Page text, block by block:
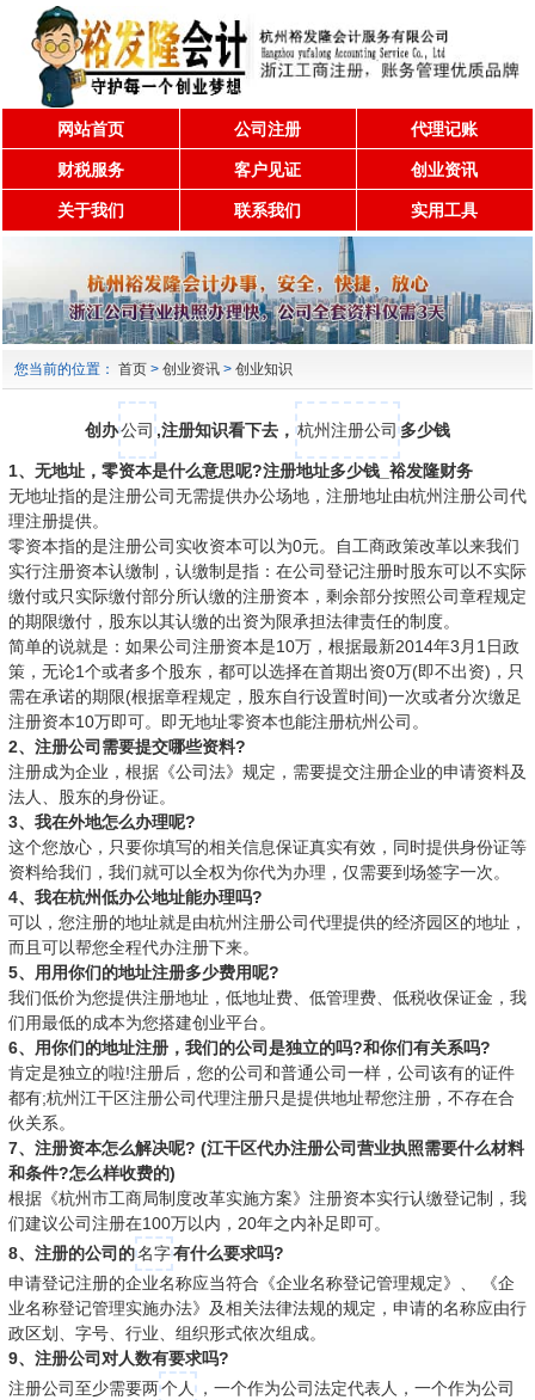
网站首页 公司注册 代理记账
财税服务 客户见证 创业资讯
关于我们 联系我们 实用工具
您当前的位置： 首页 > 创业资讯 > 创业知识
创办公司 ,注册知识看下去， 杭州注册公司 多少钱
1、无地址，零资本是什么意思呢?注册地址多少钱_裕发隆财务
无地址指的是注册公司无需提供办公场地，注册地址由杭州注册公司代
理注册提供。
零资本指的是注册公司实收资本可以为0元。自工商政策改革以来我们
实行注册资本认缴制，认缴制是指：在公司登记注册时股东可以不实际
缴付或只实际缴付部分所认缴的注册资本，剩余部分按照公司章程规定
的期限缴付，股东以其认缴的出资为限承担法律责任的制度。
简单的说就是：如果公司注册资本是10万，根据最新2014年3月1日政
策，无论1个或者多个股东，都可以选择在首期出资0万(即不出资)，只
需在承诺的期限(根据章程规定，股东自行设置时间)一次或者分次缴足
注册资本10万即可。即无地址零资本也能注册杭州公司。
2、注册公司需要提交哪些资料?
注册成为企业，根据《公司法》规定，需要提交注册企业的申请资料及
法人、股东的身份证。
3、我在外地怎么办理呢?
这个您放心，只要你填写的相关信息保证真实有效，同时提供身份证等
资料给我们，我们就可以全权为你代为办理，仅需要到场签字一次。
4、我在杭州低办公地址能办理吗?
可以，您注册的地址就是由杭州注册公司代理提供的经济园区的地址，
而且可以帮您全程代办注册下来。
5、用用你们的地址注册多少费用呢?
我们低价为您提供注册地址，低地址费、低管理费、低税收保证金，我
们用最低的成本为您搭建创业平台。
6、用你们的地址注册，我们的公司是独立的吗?和你们有关系吗?
肯定是独立的啦!注册后，您的公司和普通公司一样，公司该有的证件
都有;杭州江干区注册公司代理注册只是提供地址帮您注册，不存在合
伙关系。
7、注册资本怎么解决呢? (江干区代办注册公司营业执照需要什么材料
和条件?怎么样收费的)
根据《杭州市工商局制度改革实施方案》注册资本实行认缴登记制，我
们建议公司注册在100万以内，20年之内补足即可。
8、注册的公司的名字有什么要求吗?
申请登记注册的企业名称应当符合《企业名称登记管理规定》、 《企
业名称登记管理实施办法》及相关法律法规的规定，申请的名称应由行
政区划、字号、行业、组织形式依次组成。
9、注册公司对人数有要求吗?
注册公司至少需要两个人
，一个作为公司法定代表人，一个作为公司